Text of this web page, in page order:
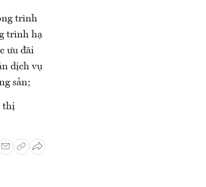
trình
trình hạ
ưu đãi
dịch vụ
sản;
thị